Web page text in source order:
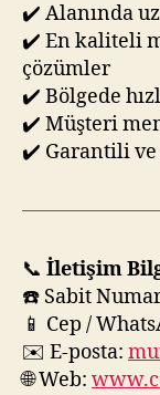
✔️ Alanında
✔️ En kaliteli
çözümler
✔️ Bölgede
✔️ Müşteri
✔️ Garantili ve
📞 İletişim
☎️ Sabit
📱 Cep /
✉️ E-posta:
🌐 Web: